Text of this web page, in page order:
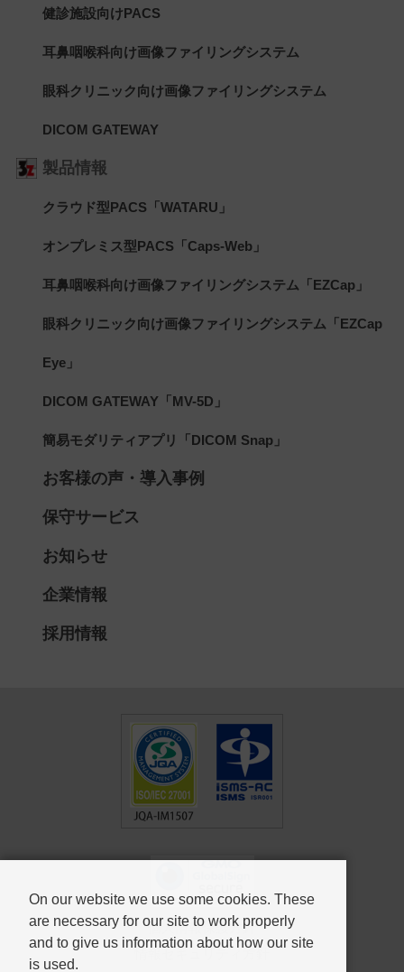
健診施設向けPACS
耳鼻咽喉科向け画像ファイリングシステム
眼科クリニック向け画像ファイリングシステム
DICOM GATEWAY
製品情報
クラウド型PACS「WATARU」
オンプレミス型PACS「Caps-Web」
耳鼻咽喉科向け画像ファイリングシステム「EZCap」
眼科クリニック向け画像ファイリングシステム「EZCap
Eye」
DICOM GATEWAY「MV-5D」
簡易モダリティアプリ「DICOM Snap」
お客様の声・導入事例
保守サービス
お知らせ
企業情報
採用情報
個人情報保護方針
On our website we use some cookies. These
are necessary for our site to work properly
and to give us information about how our site
is used.